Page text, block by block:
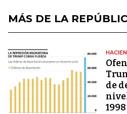
MÁS DE LA
de
1998